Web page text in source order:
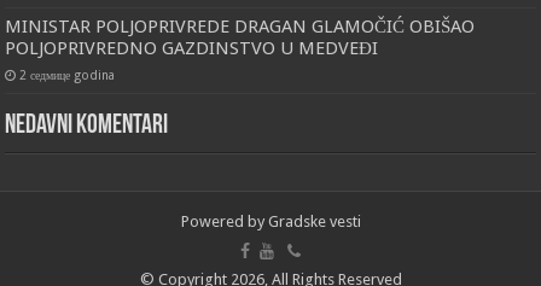
MINISTAR POLJOPRIVREDE DRAGAN GLAMOČIĆ OBIŠAO
POLJOPRIVREDNO GAZDINSTVO U MEDVEĐI
2 седмице godina
Nedavni komentari
Powered by Gradske vesti
© Copyright 2026, All Rights Reserved